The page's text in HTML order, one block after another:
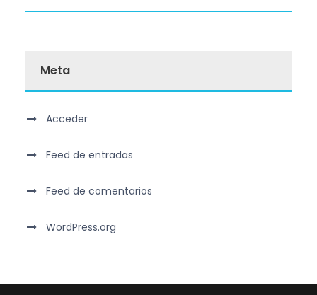
Meta
Acceder
Feed de entradas
Feed de comentarios
WordPress.org